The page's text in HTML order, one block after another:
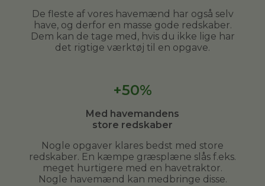
De fleste af vores havemænd har også selv
have, og derfor en masse gode redskaber.
Dem kan de tage med, hvis du ikke lige har
det rigtige værktøj til en opgave.
+50%
Med havemandens
store redskaber
Nogle opgaver klares bedst med store
redskaber. En kæmpe græsplæne slås f.eks.
meget hurtigere med en havetraktor.
Nogle havemænd kan medbringe disse.